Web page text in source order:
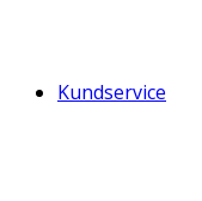
Kundservice